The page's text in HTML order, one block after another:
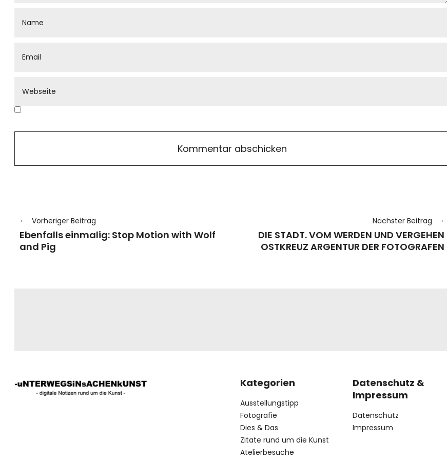
Vorheriger Beitrag
Ebenfalls einmalig: Stop Motion with Wolf
and Pig
Nächster Beitrag
DIE STADT. VOM WERDEN UND VERGEHEN
OSTKREUZ ARGENTUR DER FOTOGRAFEN
Kategorien
Ausstellungstipp
Fotografie
Dies & Das
Zitate rund um die Kunst
Atelierbesuche
Datenschutz &
Impressum
Datenschutz
Impressum